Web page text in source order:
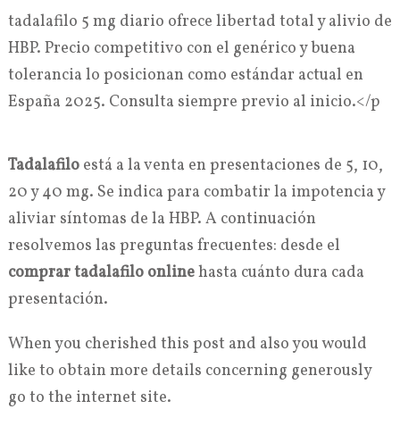
tadalafilo 5 mg diario ofrece libertad total y alivio de
HBP. Precio competitivo con el genérico y buena
tolerancia lo posicionan como estándar actual en
España 2025. Consulta siempre previo al inicio.</p
Tadalafiloestá a la venta en presentaciones de 5, 10,
20 y 40 mg. Se indica para combatir la impotencia y
aliviar síntomas de la HBP. A continuación
resolvemos las preguntas frecuentes: desde el
comprar tadalafilo onlinehasta cuánto dura cada
presentación.
When you cherished this post and also you would
like to obtain more details concerning generously
go to the internet site.